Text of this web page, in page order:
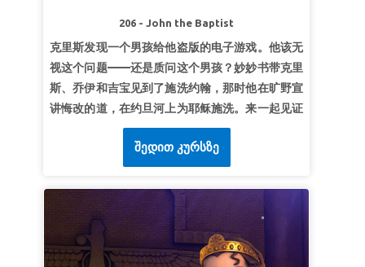
《约伯记》19:25（和合本）
206 - John the Baptist
克里斯发现一个男孩给他盗版的电子游戏。他该无
视这个问题——还是质问这个男孩？妙妙书带克里
斯、乔伊和吉宝见到了施洗约翰，那时他在旷野宣
讲悔改的道，在约旦河上为耶稣施洗。来一起见证
约翰如何冒着生命危险面对一个邪恶的国王，以及
他如何信实地选择顺服上帝，把他人引向耶稣。孩
子们学习知道：上帝的方式总是最好的。*请务必
预览本课圣经视频，以免画面对年幼的孩子过于激
烈。精简版的故事画面没有那么激烈。另外也要提
前观看圣经背景视频和路标视频。
第1课引向耶稣
შედით კურსზე